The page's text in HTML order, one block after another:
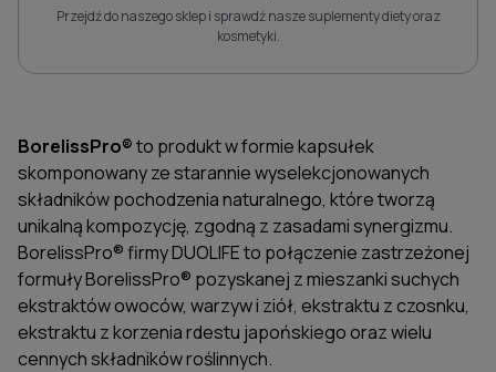
Przejdź do naszego sklep i sprawdź nasze suplementy diety oraz
kosmetyki.
BorelissPro®to produkt w formie kapsułek
skomponowany ze starannie wyselekcjonowanych
składników pochodzenia naturalnego, które tworzą
unikalną kompozycję, zgodną z zasadami synergizmu.
BorelissPro® firmy DUOLIFE to połączenie zastrzeżonej
formuły BorelissPro® pozyskanej z mieszanki suchych
ekstraktów owoców, warzyw i ziół, ekstraktu z czosnku,
ekstraktu z korzenia rdestu japońskiego oraz wielu
cennych składników roślinnych.